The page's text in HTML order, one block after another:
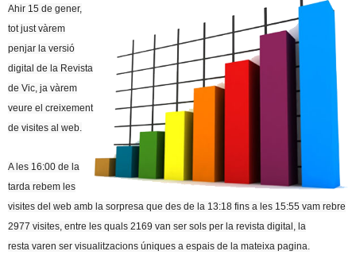
Ahir 15 de gener,
tot just vàrem
penjar la versió
digital de la Revista
de Vic, ja vàrem
veure el creixement
de visites al web.
A les 16:00 de la
tarda rebem les
visites del web amb la sorpresa que des de la 13:18 fins a les 15:55 vam rebre
2977 visites, entre les quals 2169 van ser sols per la revista digital, la
resta varen ser visualitzacions úniques a espais de la mateixa pagina.